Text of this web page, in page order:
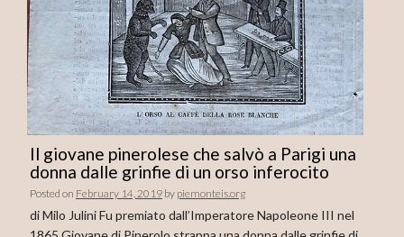
Il giovane pinerolese che salvò a Parigi una
donna dalle grinfie di un orso inferocito
Posted on February 14, 2019 by piemonteis.org
di Milo Julini Fu premiato dall’Imperatore Napoleone III nel